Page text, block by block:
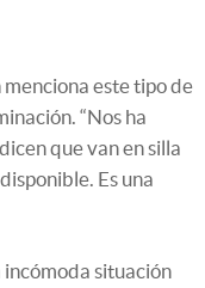
este tipo de
“Nos ha
que van en silla
Es una
incómoda situación